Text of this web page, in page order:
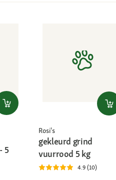
5
Rosi's
gekleurd grind
vuurrood 5 kg
4.9 (10)